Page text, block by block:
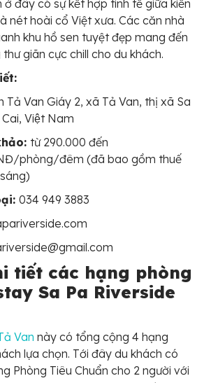
ở đây có sự kết hợp tinh tế giữa kiến
nét hoài cổ Việt xưa. Các căn nhà
khu hồ sen tuyệt đẹp mang đến
giãn cực chill cho du khách.
Tả Van Giáy 2, xã Tả Van, thị xã Sa
Việt Nam
từ 290.000 đến
phòng/đêm (đã bao gồm thuế
034 949 3883
tiết các hạng phòng
Sa Pa Riverside
Van này có tổng cộng 4 hạng
lựa chọn. Tới đây du khách có
Phòng Tiêu Chuẩn cho 2 người với